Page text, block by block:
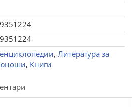
, Литература за
, Книги